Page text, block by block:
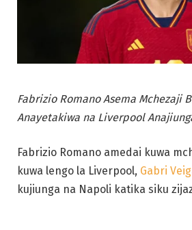
Fabrizio Romano Asema Mchezaji
Anayetakiwa na Liverpool
Fabrizio Romano amedai kuwa
kuwa lengo la Liverpool, Gabri
kujiunga na Napoli katika siku